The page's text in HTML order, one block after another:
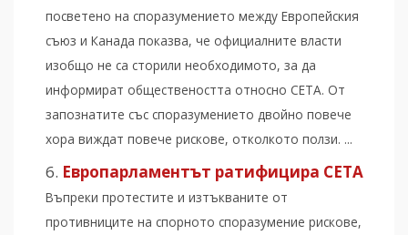
посветено на споразумението между Европейския
съюз и Канада показва, че официалните власти
изобщо не са сторили необходимото, за да
информират обществеността относно CETA. От
запознатите със споразумението двойно повече
хора виждат повече рискове, отколкото ползи. ...
Европарламентът ратифицира СЕТА
Въпреки протестите и изтъкваните от
противниците на спорното споразумение рискове,